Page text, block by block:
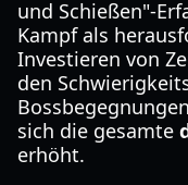
und Schießen"-
Kampf als
Investieren von
den
sich die gesamte
erhöht.